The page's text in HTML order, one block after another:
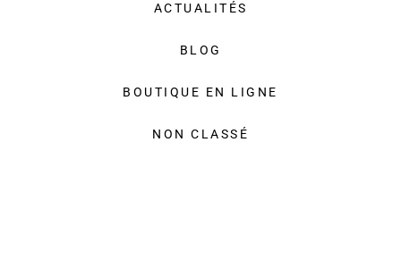
ACTUALITÉS
BLOG
BOUTIQUE EN LIGNE
NON CLASSÉ